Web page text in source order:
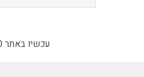
עכשיו באתר 50 אורחים